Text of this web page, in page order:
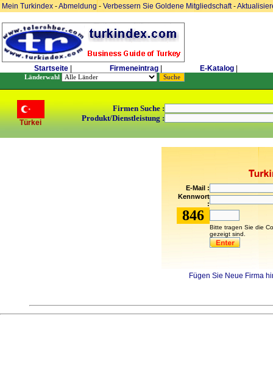
Mein Turkindex -Abmeldung- Verbessern Sie Goldene Mitgliedschaft-
Startseite Firmeneintrag E-Katalog
Länderwahl
Türkei
Firmen Suche :
Produkt/Dienstleistung :
E-Mail :
Kennwort
:
846
Bitte tragen Sie die
gezeigt sind.
Fügen Sie Neue Firma